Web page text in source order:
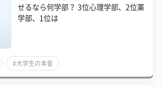
せるなら何学部？ 3位心理学部、2位薬
学部、1位は
#大学生の本音